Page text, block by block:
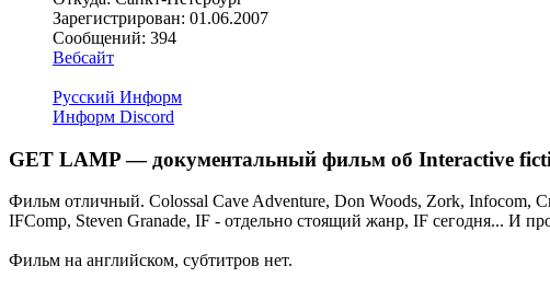
Зарегистрирован: 01.06.2007
Сообщений: 394
Вебсайт
Русский Информ
Информ Discord
GET LAMP — документальный фильм об Interactive
Фильм отличный. Colossal Cave Adventure, Don Woods, Zork, Infocom,
IFComp, Steven Granade, IF - отдельно стоящий жанр, IF сегодня... И
Фильм на английском, субтитров нет.